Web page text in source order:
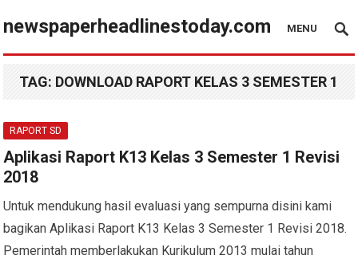
newspaperheadlinestoday.com MENU
TAG: DOWNLOAD RAPORT KELAS 3 SEMESTER 1
RAPORT SD
Aplikasi Raport K13 Kelas 3 Semester 1 Revisi
2018
Untuk mendukung hasil evaluasi yang sempurna disini kami
bagikan Aplikasi Raport K13 Kelas 3 Semester 1 Revisi 2018.
Pemerintah memberlakukan Kurikulum 2013 mulai tahun